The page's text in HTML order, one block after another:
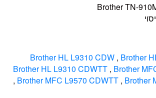
Brother HL L9310 CDW , Brother
Brother HL L9310 CDWTT , Brother
Brother MFC L9570 CDWTT , Brother
,